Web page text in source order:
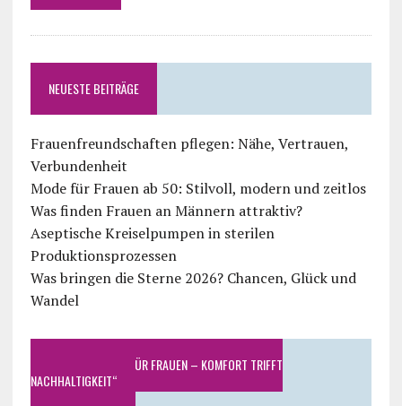
NEUESTE BEITRÄGE
Frauenfreundschaften pflegen: Nähe, Vertrauen,
Verbundenheit
Mode für Frauen ab 50: Stilvoll, modern und zeitlos
Was finden Frauen an Männern attraktiv?
Aseptische Kreiselpumpen in sterilen
Produktionsprozessen
Was bringen die Sterne 2026? Chancen, Glück und
Wandel
„BAMBUS MODE FÜR FRAUEN – KOMFORT TRIFFT
NACHHALTIGKEIT“